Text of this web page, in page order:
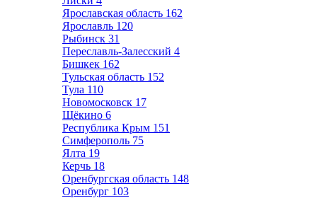
Ярославская область 162
Ярославль 120
Рыбинск 31
Переславль-Залесский 4
Бишкек 162
Тульская область 152
Тула 110
Новомосковск 17
Щёкино 6
Республика Крым 151
Симферополь 75
Ялта 19
Керчь 18
Оренбургская область 148
Оренбург 103